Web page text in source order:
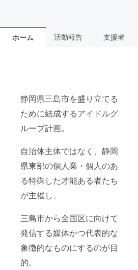
ホーム 活動報告 支援者
静岡県三島市を盛り立てる
ために結成するアイドルグ
ループ計画。
自治体主体ではなく、静岡
県東部の個人業・個人のあ
る特殊した才能ある者たち
が主催し、
三島市から全国区に向けて
発信する媒体かつ代表的な
象徴的なものにするのが目
的。